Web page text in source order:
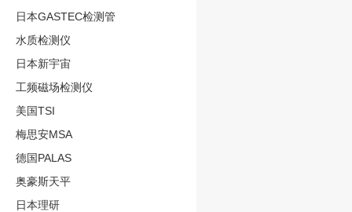
日本GASTEC检测管
水质检测仪
日本新宇宙
工频磁场检测仪
美国TSI
梅思安MSA
德国PALAS
奥豪斯天平
日本理研